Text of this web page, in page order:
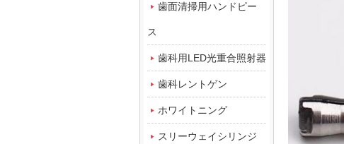
歯面清掃用ハンドピー
ス
歯科用LED光重合照射器
歯科レントゲン
ホワイトニング
スリーウェイシリンジ